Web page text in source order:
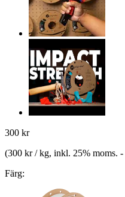
300 kr
(300 kr / kg, inkl. 25% moms. -
Färg: